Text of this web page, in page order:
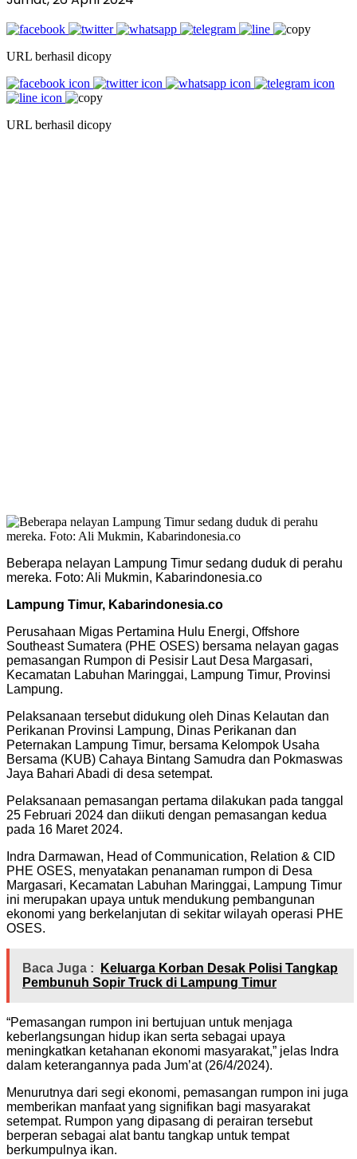
URL berhasil dicopy
URL berhasil dicopy
Beberapa nelayan Lampung Timur sedang duduk di perahu
mereka. Foto: Ali Mukmin, Kabarindonesia.co
Lampung Timur, Kabarindonesia.co
Perusahaan Migas Pertamina Hulu Energi, Offshore
Southeast Sumatera (PHE OSES) bersama nelayan gagas
pemasangan Rumpon di Pesisir Laut Desa Margasari,
Kecamatan Labuhan Maringgai, Lampung Timur, Provinsi
Lampung.
Pelaksanaan tersebut didukung oleh Dinas Kelautan dan
Perikanan Provinsi Lampung, Dinas Perikanan dan
Peternakan Lampung Timur, bersama Kelompok Usaha
Bersama (KUB) Cahaya Bintang Samudra dan Pokmaswas
Jaya Bahari Abadi di desa setempat.
Pelaksanaan pemasangan pertama dilakukan pada tanggal
25 Februari 2024 dan diikuti dengan pemasangan kedua
pada 16 Maret 2024.
Indra Darmawan, Head of Communication, Relation & CID
PHE OSES, menyatakan penanaman rumpon di Desa
Margasari, Kecamatan Labuhan Maringgai, Lampung Timur
ini merupakan upaya untuk mendukung pembangunan
ekonomi yang berkelanjutan di sekitar wilayah operasi PHE
OSES.
Baca Juga :
Keluarga Korban Desak Polisi Tangkap
Pembunuh Sopir Truck di Lampung Timur
“Pemasangan rumpon ini bertujuan untuk menjaga
keberlangsungan hidup ikan serta sebagai upaya
meningkatkan ketahanan ekonomi masyarakat,” jelas Indra
dalam keterangannya pada Jum’at (26/4/2024).
Menurutnya dari segi ekonomi, pemasangan rumpon ini juga
memberikan manfaat yang signifikan bagi masyarakat
setempat. Rumpon yang dipasang di perairan tersebut
berperan sebagai alat bantu tangkap untuk tempat
berkumpulnya ikan.